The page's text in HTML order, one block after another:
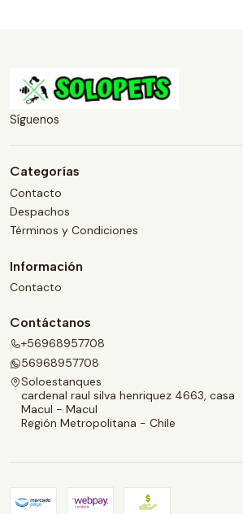
Síguenos
Categorías
Contacto
Despachos
Términos y Condiciones
Información
Contacto
Contáctanos
+56968957708
56968957708
Soloestanques
cardenal raul silva henriquez 4663, casa
Macul - Macul
Región Metropolitana - Chile